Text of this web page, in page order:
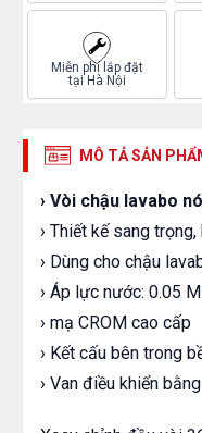
Miễn phí lắp đặt
tại Hà Nội
MÔ TẢ SẢN
› Vòi chậu lavabo
› Thiết kế sang
› Dùng cho chậu
› Áp lực nước: 0.05
› mạ CROM cao cấp
› Kết cấu bên trong
› Van điều khiển